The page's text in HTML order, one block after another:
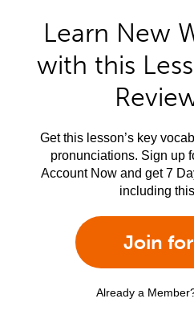
Learn New
with this
Get this lesson’s key
pronunciations. Sign up
Account Now and get 7
including
Join
Already a